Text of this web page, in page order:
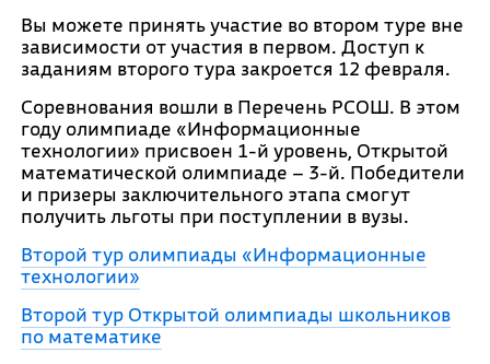
Вы можете принять участие во втором туре вне
зависимости от участия в первом. Доступ к
заданиям второго тура закроется 12 февраля.
Соревнования вошли в Перечень РСОШ. В этом
году олимпиаде «Информационные
технологии» присвоен 1-й уровень, Открытой
математической олимпиаде – 3-й. Победители
и призеры заключительного этапа смогут
получить льготы при поступлении в вузы.
Второй тур олимпиады «Информационные
технологии»
Второй тур Открытой олимпиады школьников
по математике